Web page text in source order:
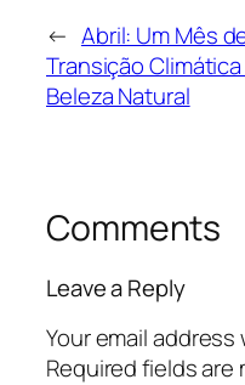
← Abril: Um Mês
Transição
Beleza Natural
Comments
Leave a Reply
Your email
Required fields are